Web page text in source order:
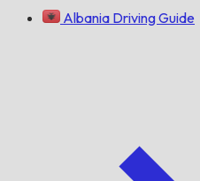
Albania Driving Guide